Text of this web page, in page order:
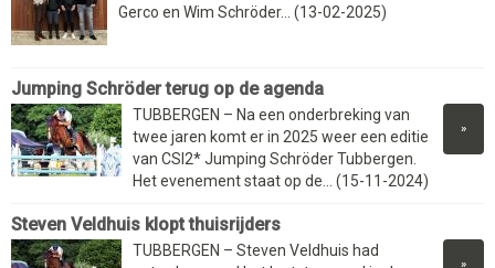
Gerco en Wim Schröder... (13-02-2025)
Jumping Schröder terug op de agenda
»
TUBBERGEN – Na een onderbreking van
twee jaren komt er in 2025 weer een editie
van CSI2* Jumping Schröder Tubbergen.
Het evenement staat op de... (15-11-2024)
Steven Veldhuis klopt thuisrijders
»
TUBBERGEN – Steven Veldhuis had